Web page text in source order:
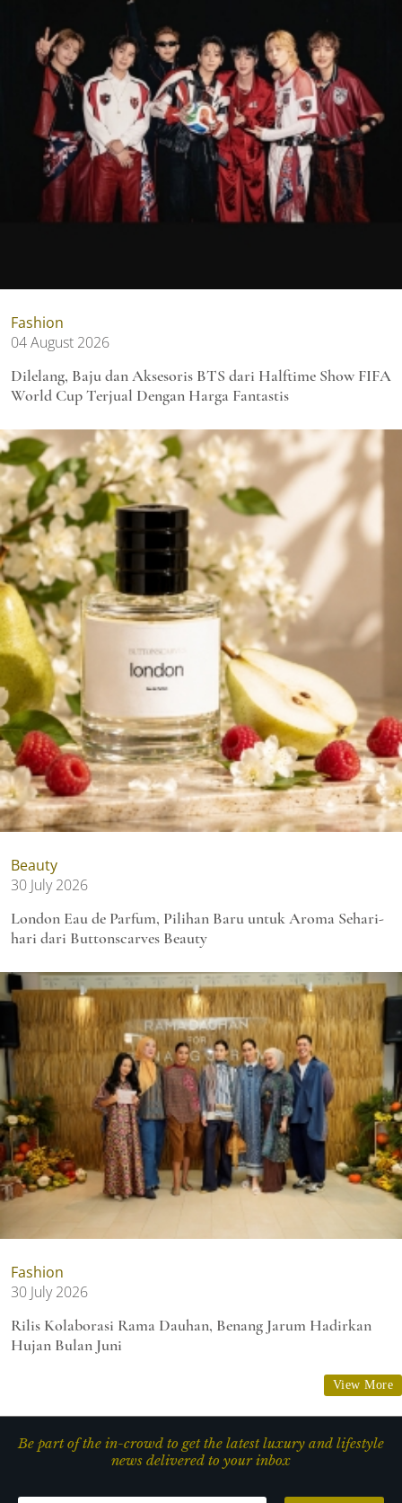
Fashion
04 August 2026
Dilelang, Baju dan Aksesoris BTS dari Halftime Show FIFA
World Cup Terjual Dengan Harga Fantastis
Beauty
30 July 2026
London Eau de Parfum, Pilihan Baru untuk Aroma Sehari-
hari dari Buttonscarves Beauty
Fashion
30 July 2026
Rilis Kolaborasi Rama Dauhan, Benang Jarum Hadirkan
Hujan Bulan Juni
View More
Be part of the in-crowd to get the latest luxury and lifestyle
news delivered to your inbox